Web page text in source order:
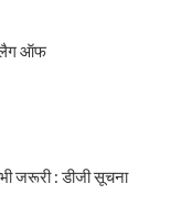
ऑफ
जरूरी : डीजी सूचना